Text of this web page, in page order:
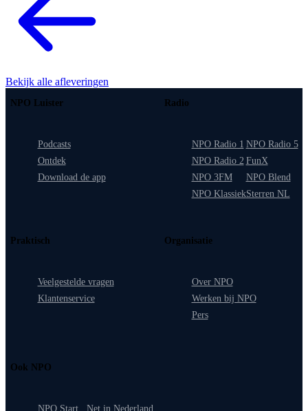
Bekijk alle afleveringen
NPO Luister
Podcasts
Ontdek
Download de app
Radio
NPO Radio 1
NPO Radio 2
NPO 3FM
NPO Klassiek
NPO Radio 5
FunX
NPO Blend
Sterren NL
Praktisch
Veelgestelde vragen
Klantenservice
Organisatie
Over NPO
Werken bij NPO
Pers
Ook NPO
NPO Start Net in Nederland